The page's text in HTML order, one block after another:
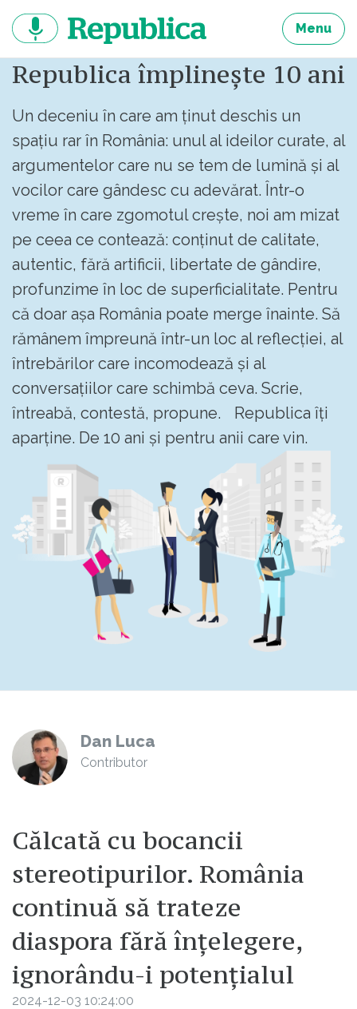
continut
Menu
Republica împlinește 10 ani
Un deceniu în care am ținut deschis un
spațiu rar în România: unul al ideilor curate, al
argumentelor care nu se tem de lumină și al
vocilor care gândesc cu adevărat. Într-o
vreme în care zgomotul crește, noi am mizat
pe ceea ce contează: conținut de calitate,
autentic, fără artificii, libertate de gândire,
profunzime în loc de superficialitate. Pentru
că doar așa România poate merge înainte. Să
rămânem împreună într-un loc al reflecției, al
întrebărilor care incomodează și al
conversațiilor care schimbă ceva. Scrie,
întreabă, contestă, propune. Republica îți
aparține. De 10 ani și pentru anii care vin.
Dan Luca
Contributor
Călcată cu bocancii
stereotipurilor. România
continuă să trateze
diaspora fără înțelegere,
ignorându-i potențialul
2024-12-03 10:24:00